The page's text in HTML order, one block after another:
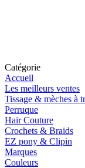
Catégorie
Accueil
Les meilleurs ventes
Tissage & mèches à
Perruque
Hair Couture
Crochets & Braids
EZ pony & Clipin
Marques
Couleurs